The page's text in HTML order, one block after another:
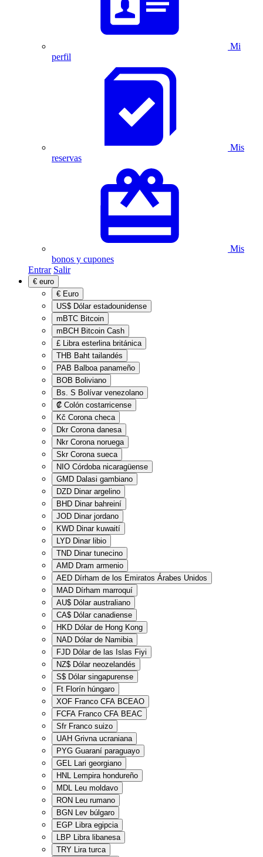
Mi
perfil
Mis
reservas
Mis
bonos y cupones
Entrar Salir
€ euro
€ Euro
US$ Dólar estadounidense
mBTC Bitcoin
mBCH Bitcoin Cash
£ Libra esterlina británica
THB Baht tailandés
PAB Balboa panameño
BOB Boliviano
Bs. S Bolívar venezolano
₡ Colón costarricense
Kč Corona checa
Dkr Corona danesa
Nkr Corona noruega
Skr Corona sueca
NIO Córdoba nicaragüense
GMD Dalasi gambiano
DZD Dinar argelino
BHD Dinar bahreiní
JOD Dinar jordano
KWD Dinar kuwaití
LYD Dinar libio
TND Dinar tunecino
AMD Dram armenio
AED Dírham de los Emiratos Árabes Unidos
MAD Dírham marroquí
AU$ Dólar australiano
CA$ Dólar canadiense
HKD Dólar de Hong Kong
NAD Dólar de Namibia
FJD Dólar de las Islas Fiyi
NZ$ Dólar neozelandés
S$ Dólar singapurense
Ft Florín húngaro
XOF Franco CFA BCEAO
FCFA Franco CFA BEAC
Sfr Franco suizo
UAH Grivna ucraniana
PYG Guaraní paraguayo
GEL Lari georgiano
HNL Lempira hondureño
MDL Leu moldavo
RON Leu rumano
BGN Lev búlgaro
EGP Libra egipcia
LBP Libra libanesa
TRY Lira turca